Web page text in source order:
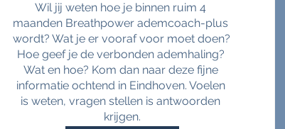
Wil jij weten hoe je binnen ruim 4
maanden Breathpower ademcoach-plus
wordt? Wat je er vooraf voor moet doen?
Hoe geef je de verbonden ademhaling?
Wat en hoe? Kom dan naar deze fijne
informatie ochtend in Eindhoven. Voelen
is weten, vragen stellen is antwoorden
krijgen.